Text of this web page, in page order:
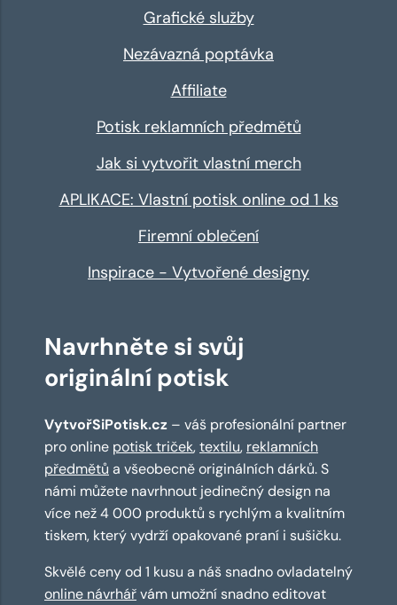
Grafické služby
Nezávazná poptávka
Affiliate
Potisk reklamních předmětů
Jak si vytvořit vlastní merch
APLIKACE: Vlastní potisk online od 1 ks
Firemní oblečení
Inspirace - Vytvořené designy
Navrhněte si svůj
originální potisk
VytvořSiPotisk.cz – váš profesionální partner
pro online potisk triček,textilu, reklamních
předmětů a všeobecně originálních dárků. S
námi můžete navrhnout jedinečný design na
více než 4 000 produktů s rychlým a kvalitním
tiskem, který vydrží opakované praní i sušičku.
Skvělé ceny od 1 kusu a náš snadno ovladatelný
online návrhářvám umožní snadno editovat